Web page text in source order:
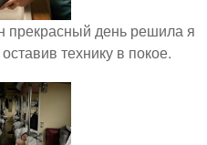
прекрасный день решила я
технику в покое.